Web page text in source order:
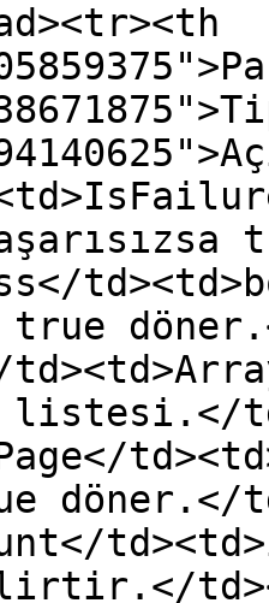
true
listesi.</
döner.</